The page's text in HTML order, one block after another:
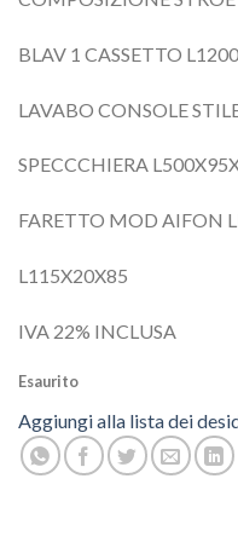
BLAV 1 CASSETTO
LAVABO CONSOLE
SPECCCHIERA
FARETTO MOD AIFON
L115X20X85
IVA 22% INCLUSA
Esaurito
Aggiungi alla lista dei